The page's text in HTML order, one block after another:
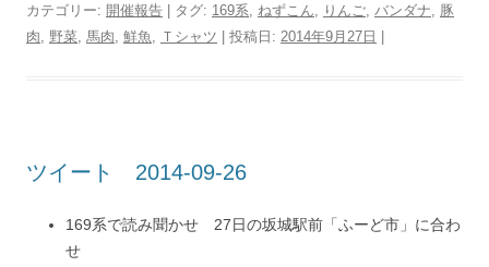
カテゴリー: 開催報告 | タグ: 169系, ねずこん, りんご, バンダナ, 豚
肉, 野菜, 馬肉, 鮮魚, Ｔシャツ | 投稿日: 2014年9月27日
ツイート 2014-09-26
169系で読み聞かせ 27日の坂城駅前「ふーど市」に合わ
せ